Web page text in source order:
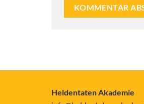
Heldentaten Akademie